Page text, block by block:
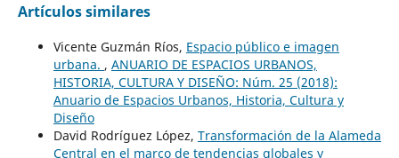
Artículos similares
Vicente Guzmán Ríos, Espacio público e imagen
urbana. , ANUARIO DE ESPACIOS URBANOS,
HISTORIA, CULTURA Y DISEÑO: Núm. 25 (2018):
Anuario de Espacios Urbanos, Historia, Cultura y
Diseño
David Rodríguez López, Transformación de la Alameda
Central en el marco de tendencias globales y